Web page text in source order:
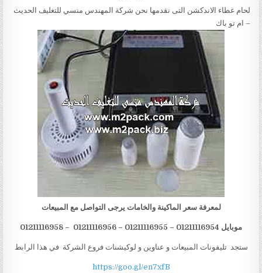
لحام غطاء الاندكشن التى نقدمها نحن شركة المهندس منسي للتغليف الحديث
– ام تو باك
لمعرفة سعر الماكينة والخامات يرجى التواصل مع المبيعات
موبايل 012 11116954 – 01211116955 – 01211116956 – 01211116958
ستجد تليفونات المبيعات و عناوين و لوكيشنات فروع الشركة في هذا الرابط
https://goo.gl/en7xfB